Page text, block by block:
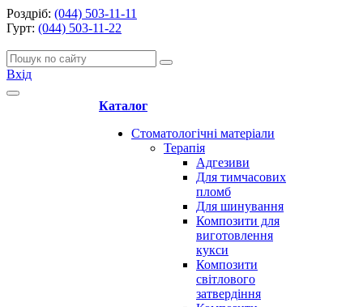
Роздріб: (044) 503-11-11
Гурт: (044) 503-11-22
Вхід
Каталог
Стоматологічні матеріали
Терапія
Адгезиви
Для тимчасових
пломб
Для шинування
Композити для
виготовлення
кукси
Композити
світлового
затвердіння